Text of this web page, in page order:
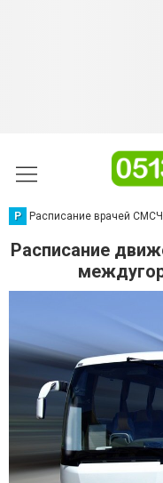
Р Расписание врачей
Расписание